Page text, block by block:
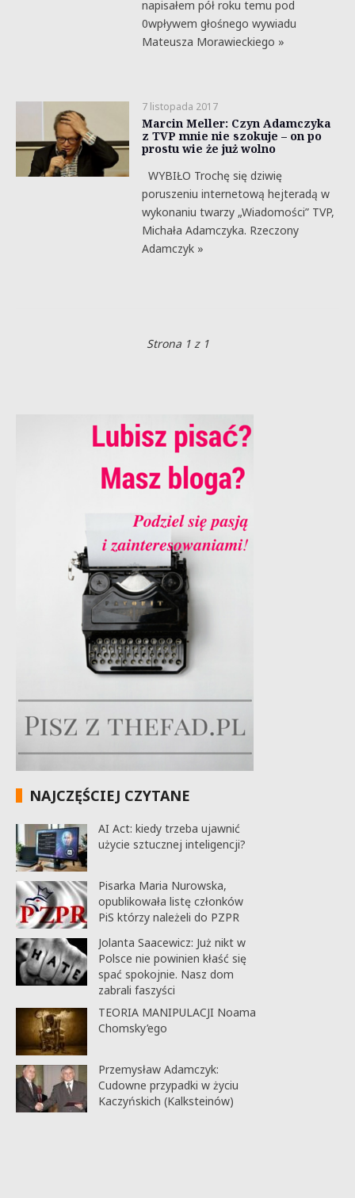
napisałem pół roku temu pod
0wpływem głośnego wywiadu
Mateusza Morawieckiego »
7 listopada 2017
Marcin Meller: Czyn Adamczyka
z TVP mnie nie szokuje – on po
prostu wie że już wolno
WYBIŁO Trochę się dziwię
poruszeniu internetową hejteradą w
wykonaniu twarzy „Wiadomości” TVP,
Michała Adamczyka. Rzeczony
Adamczyk »
Strona 1 z 1
NAJCZĘŚCIEJ CZYTANE
AI Act: kiedy trzeba ujawnić
użycie sztucznej inteligencji?
Pisarka Maria Nurowska,
opublikowała listę członków
PiS którzy należeli do PZPR
Jolanta Saacewicz: Już nikt w
Polsce nie powinien kłaść się
spać spokojnie. Nasz dom
zabrali faszyści
TEORIA MANIPULACJI Noama
Chomsky’ego
Przemysław Adamczyk:
Cudowne przypadki w życiu
Kaczyńskich (Kalksteinów)